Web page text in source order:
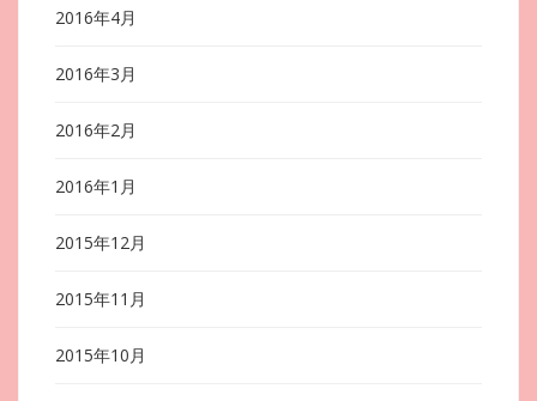
2016年4月
2016年3月
2016年2月
2016年1月
2015年12月
2015年11月
2015年10月